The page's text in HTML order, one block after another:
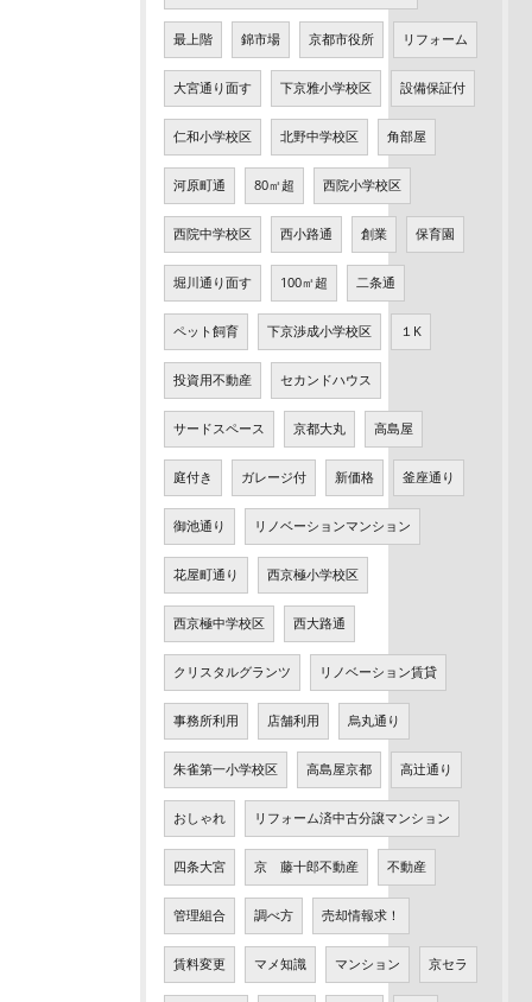
最上階 錦市場 京都市役所 リフォーム
大宮通り面す 下京雅小学校区 設備保証付
仁和小学校区 北野中学校区 角部屋
河原町通 80㎡超 西院小学校区
西院中学校区 西小路通 創業 保育園
堀川通り面す 100㎡超 二条通
ペット飼育 下京渉成小学校区 １K
投資用不動産 セカンドハウス
サードスペース 京都大丸 高島屋
庭付き ガレージ付 新価格 釜座通り
御池通り リノベーションマンション
花屋町通り 西京極小学校区
西京極中学校区 西大路通
クリスタルグランツ リノベーション賃貸
事務所利用 店舗利用 烏丸通り
朱雀第一小学校区 高島屋京都 高辻通り
おしゃれ リフォーム済中古分譲マンション
四条大宮 京 藤十郎不動産 不動産
管理組合 調べ方 売却情報求！
賃料変更 マメ知識 マンション 京セラ